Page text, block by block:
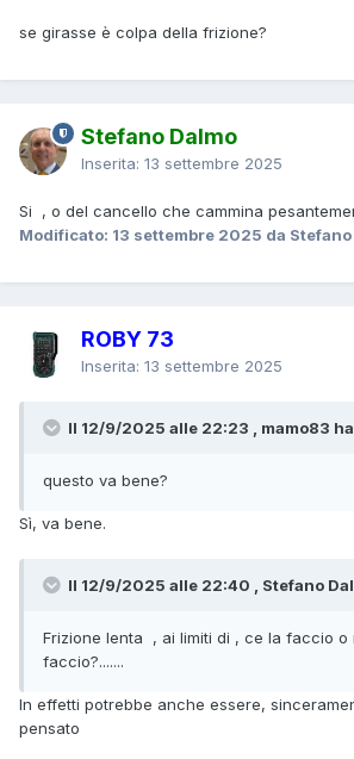
se girasse è colpa della frizione?
Stefano Dalmo
Inserita: 13 settembre 2025
Si , o del cancello che cammina
Modificato: 13 settembre 2025 da
ROBY 73
Inserita: 13 settembre 2025
Il 12/9/2025 alle 22:23 , mamo83
questo va bene?
Sì, va bene.
Il 12/9/2025 alle 22:40 , Stefano
Frizione lenta , ai limiti di , ce la faccio o
faccio?.......
In effetti potrebbe anche essere,
pensato